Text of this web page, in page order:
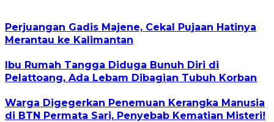
Perjuangan Gadis Majene, Cekal Pujaan Hatinya
Merantau ke Kalimantan
Ibu Rumah Tangga Diduga Bunuh Diri di
Pelattoang, Ada Lebam Dibagian Tubuh Korban
Warga Digegerkan Penemuan Kerangka Manusia
di BTN Permata Sari, Penyebab Kematian Misteri!